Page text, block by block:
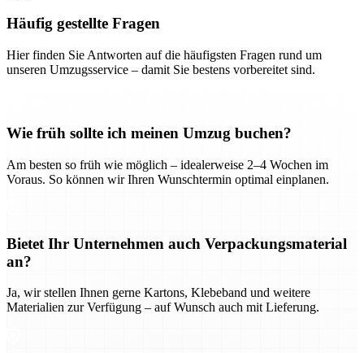
Häufig gestellte Fragen
Hier finden Sie Antworten auf die häufigsten Fragen rund um
unseren Umzugsservice – damit Sie bestens vorbereitet sind.
Wie früh sollte ich meinen Umzug buchen?
Am besten so früh wie möglich – idealerweise 2–4 Wochen im
Voraus. So können wir Ihren Wunschtermin optimal einplanen.
Bietet Ihr Unternehmen auch Verpackungsmaterial
an?
Ja, wir stellen Ihnen gerne Kartons, Klebeband und weitere
Materialien zur Verfügung – auf Wunsch auch mit Lieferung.